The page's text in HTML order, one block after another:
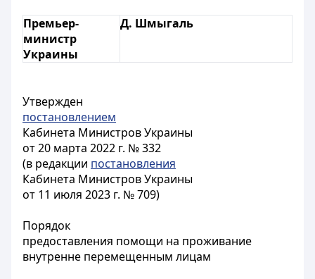
Премьер-
министр
Украины
Д. Шмыгаль
Утвержден
постановлением
Кабинета Министров Украины
от 20 марта 2022 г. № 332
(в редакции постановления
Кабинета Министров Украины
от 11 июля 2023 г. № 709)
Порядок
предоставления помощи на проживание
внутренне перемещенным лицам